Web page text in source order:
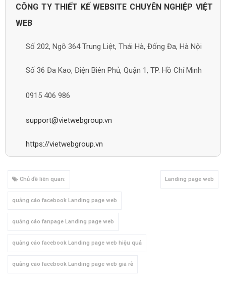
CÔNG TY THIẾT KẾ WEBSITE CHUYÊN NGHIỆP VIỆT
WEB
Số 202, Ngõ 364 Trung Liệt, Thái Hà, Đống Đa, Hà Nội
Số 36 Đa Kao, Điện Biên Phủ, Quận 1, TP. Hồ Chí Minh
0915 406 986
support@vietwebgroup.vn
https://vietwebgroup.vn
Chủ đề liên quan: Landing page web
quảng cáo facebook Landing page web
quảng cáo fanpage Landing page web
quảng cáo facebook Landing page web hiệu quả
quảng cáo facebook Landing page web giá rẻ